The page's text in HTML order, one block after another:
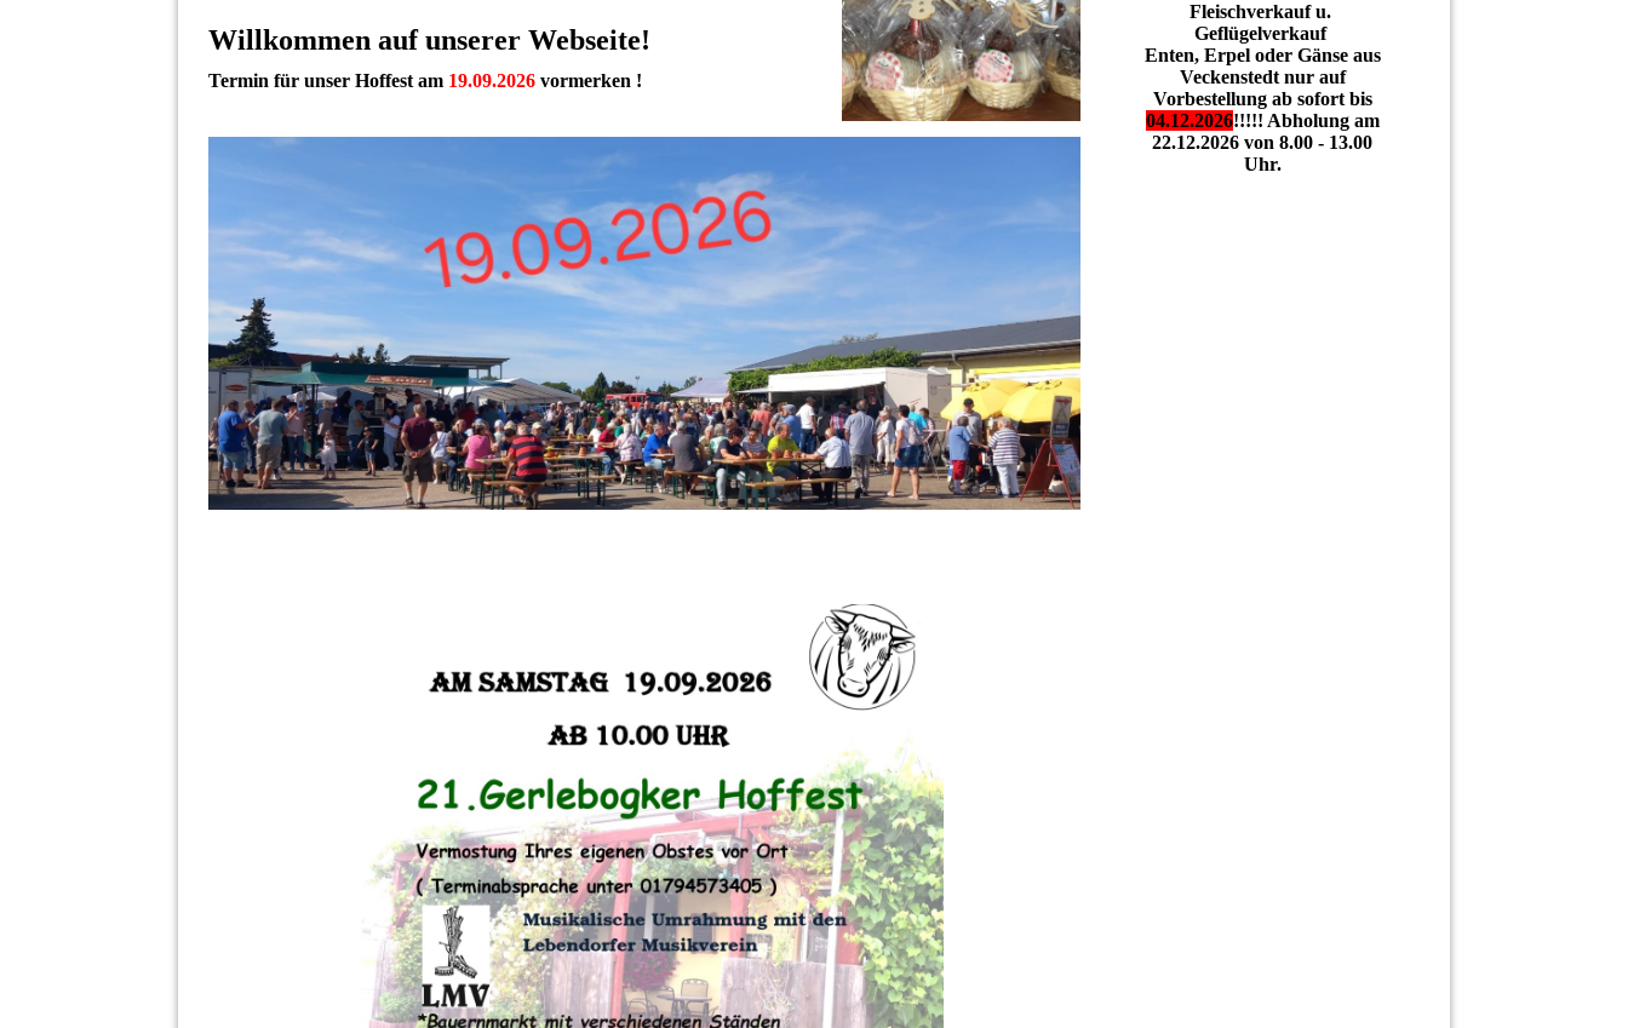
Willkommen auf unserer Webseite!
Termin für unser Hoffest am 19.09.2026 vormerken !
Fleischverkaufu.
Geflügelverkauf
Enten, Erpel oder Gänse aus
Veckenstedt nur auf
Vorbestellung ab sofort bis
04.12.2026!!!!! Abholung am
22.12.2026 von 8.00 - 13.00
Uhr.